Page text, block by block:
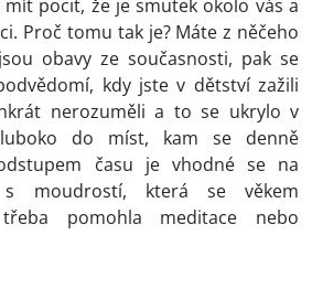
pocit, že je smutek okolo vás a
Proč tomu tak je? Máte z něčeho
obavy ze současnosti, pak se
kdy jste v dětství zažili
nerozuměli a to se ukrylo v
do míst, kam se denně
času je vhodné se na
moudrostí, která se věkem
pomohla meditace nebo